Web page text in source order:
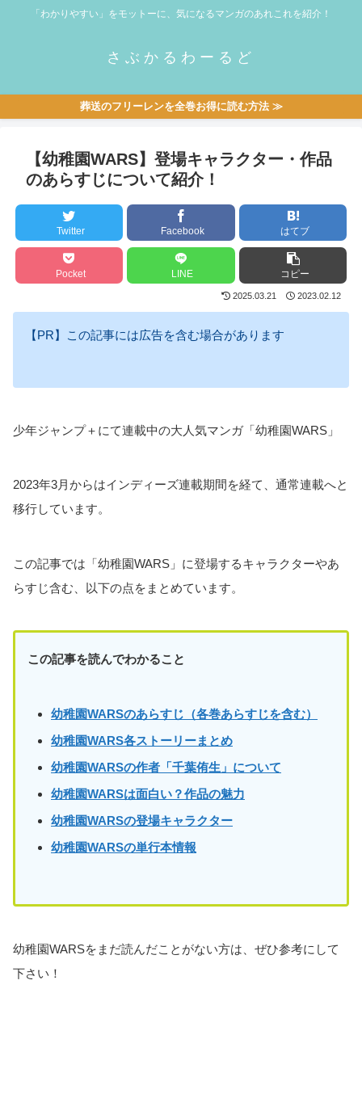
「わかりやすい」をモットーに、気になるマンガのあれこれを紹介！
さぶかるわーるど
葬送のフリーレンを全巻お得に読む方法 ≫
【幼稚園WARS】登場キャラクター・作品
のあらすじについて紹介！
Twitter Facebook はてブ
Pocket LINE コピー
2025.03.21 2023.02.12
【PR】この記事には広告を含む場合があります
少年ジャンプ＋にて連載中の大人気マンガ「幼稚園WARS」
2023年3月からはインディーズ連載期間を経て、通常連載へと
移行しています。
この記事では「幼稚園WARS」に登場するキャラクターやあ
らすじ含む、以下の点をまとめています。
この記事を読んでわかること
幼稚園WARSのあらすじ（各巻あらすじを含む）
幼稚園WARS各ストーリーまとめ
幼稚園WARSの作者「千葉侑生」について
幼稚園WARSは面白い？作品の魅力
幼稚園WARSの登場キャラクター
幼稚園WARSの単行本情報
幼稚園WARSをまだ読んだことがない方は、ぜひ参考にして
下さい！